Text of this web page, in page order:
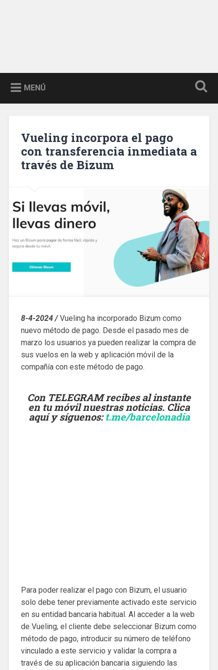
MENÚ
Vueling incorpora el pago
con transferencia inmediata a
través de Bizum
8-4-2024 /Vueling ha incorporado Bizum como
nuevo método de pago. Desde el pasado mes de
marzo los usuarios ya pueden realizar la compra de
sus vuelos en la web y aplicación móvil de la
compañía con este método de pago.
Con TELEGRAM recibes al instante
en tu móvil nuestras noticias. Clica
aquí y síguenos:t.me/barcelonadia
Para poder realizar el pago con Bizum, el usuario
solo debe tener previamente activado este servicio
en su entidad bancaria habitual. Al acceder a la web
de Vueling, el cliente debe seleccionar Bizum como
método de pago, introducir su número de teléfono
vinculado a este servicio y validar la compra a
través de su aplicación bancaria siguiendo las